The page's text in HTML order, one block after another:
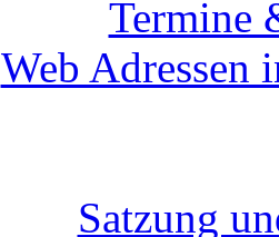
Termine
Web Adressen
Satzung